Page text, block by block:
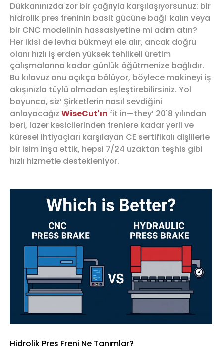
Dükkanınızda zor bir çağrıyla karşılaşıyorsunuz: bir
hidrolik pres freninin basit gücüne bağlı kalın veya
bir CNC modelinin hassasiyetine mi adım atın?
Her ikisi de levha bükmeyi ele alır, ancak doğru
olanı hızlı işlerden yüksek tehlikeli üretim
çalışmalarına kadar günlük öğütmenize bağlıdır.
Bu kılavuz onu açıkça bölüyor, böylece makineyi iş
akışınızla tüylü olmadan eşleştirebilirsiniz. Yol
boyunca, siz’ Şirketlerin nasıl sevdiğini
anlayacağız WiseCut'ın fit in—they’ 2018 yılından
beri, lazer kesicilerinden frenlere kadar yerli ve
küresel ihtiyaçları karşılayan CE sertifikalı dişlilerle
bir isim inşa ettik, hepsi 7/24 uzaktan teşhis gibi
hızlı hizmetle destekleniyor.
Hidrolik Pres Freni Ne Tanımlar?